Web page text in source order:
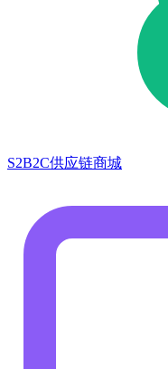
S2B2C供应链商城